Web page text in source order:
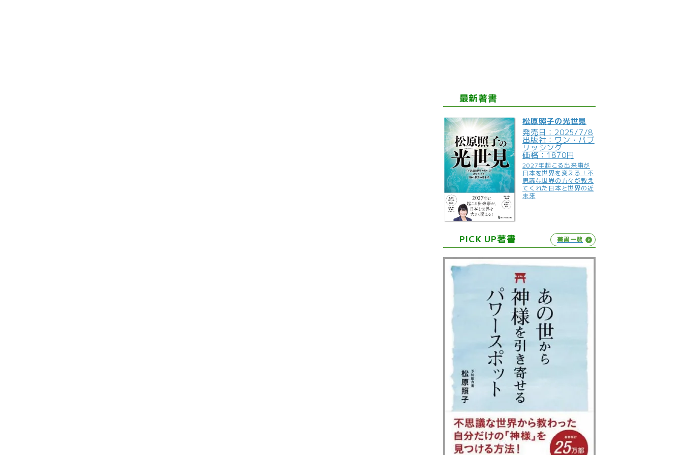
最新著書
松原照子の光世見
発売日：2025/7/8
出版社：ワン・パブ
リッシング
価格：1870円
2027年起こる出来事が
日本を世界を変える！不
思議な世界の方々が教え
てくれた日本と世界の近
未来
PICK UP著書 著書一覧